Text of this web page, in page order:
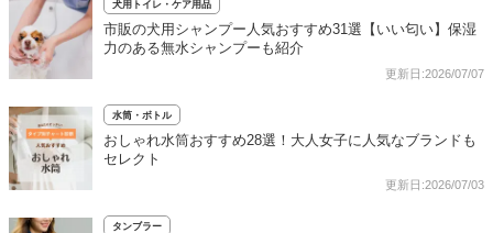
犬用トイレ・ケア用品
市販の犬用シャンプー人気おすすめ31選【いい匂い】保湿
力のある無水シャンプーも紹介
更新日:2026/07/07
水筒・ボトル
おしゃれ水筒おすすめ28選！大人女子に人気なブランドも
セレクト
更新日:2026/07/03
タンブラー